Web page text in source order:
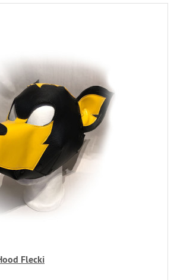
Flecki